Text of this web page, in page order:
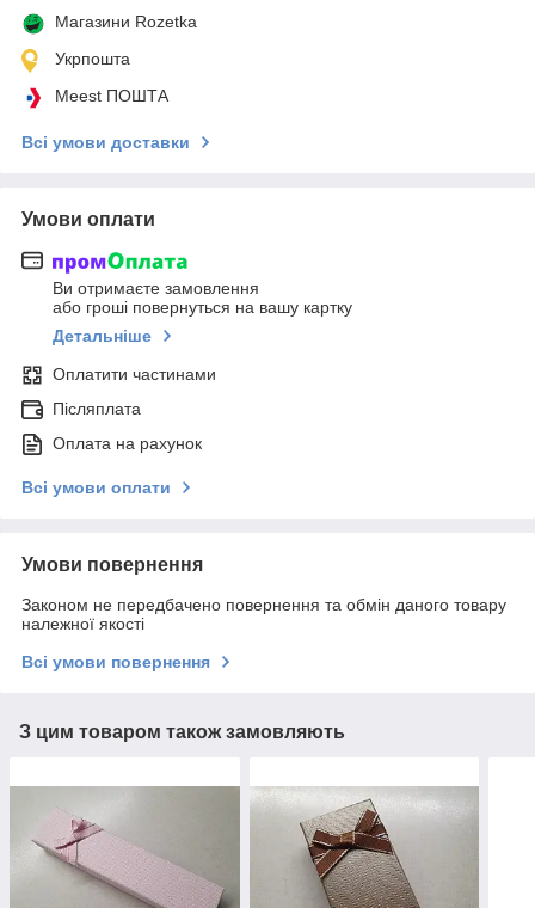
Магазини Rozetka
Укрпошта
Meest ПОШТА
Всі умови доставки
Умови оплати
Ви отримаєте замовлення
або гроші повернуться на вашу картку
Детальніше
Оплатити частинами
Післяплата
Оплата на рахунок
Всі умови оплати
Умови повернення
Законом не передбачено повернення та обмін даного товару
належної якості
Всі умови повернення
З цим товаром також замовляють